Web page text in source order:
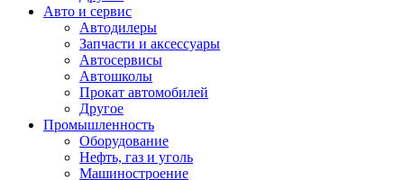
Авто и сервис
Автодилеры
Запчасти и аксессуары
Автосервисы
Автошколы
Прокат автомобилей
Другое
Промышленность
Оборудование
Нефть, газ и уголь
Машиностроение